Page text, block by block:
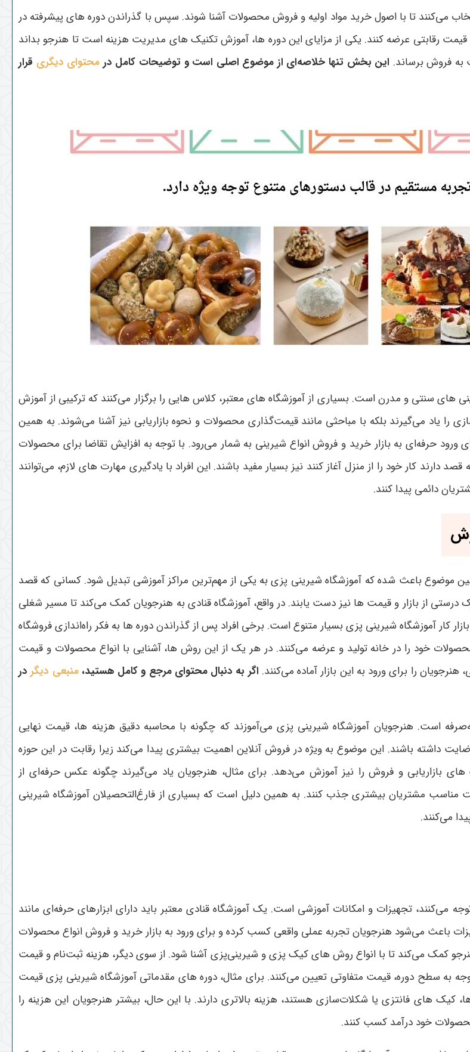
می‌کنند تا با اصول خرید مواد اولیه و فروش محصولات آشنا شوند. سپس با گذراندن دوره های پیشرفته در
قیمت رقابتی عرضه کنند. یکی از مزایای این دوره ها، آموزش تکنیک های مدیریت هزینه است تا هنرجو بداند
به فروش برساند. این بخش تنها خلاصه‌ای از موضوع اصلی است و توضیحات کامل در محتوای دیگری قرار
های سنتی و مدرن است. بسیاری از آموزشگاه های معتبر، کلاس هایی را برگزار می‌کنند که ترکیبی از آموزش
یاد می‌گیرند بلکه با مباحثی مانند قیمت‌گذاری محصولات و نحوه بازاریابی نیز آشنا می‌شوند. به همین
حرفه‌ای به بازار خرید و فروش انواع شیرینی به شمار می‌رود. با توجه به افزایش تقاضا برای محصولات
کار خود را از منزل آغاز کنند نیز بسیار مفید باشند. این افراد با یادگیری مهارت های لازم، می‌توانند
دائمی پیدا کنند.
موضوع باعث شده که آموزشگاه شیرینی پزی به یکی از مهم‌ترین مراکز آموزشی تبدیل شود. کسانی که قصد
درستی از بازار و قیمت ها نیز دست یابند. در واقع، آموزشگاه قنادی به هنرجویان کمک می‌کند تا مسیر شغلی
بازار کار آموزشگاه شیرینی پزی بسیار متنوع است. برخی افراد پس از گذراندن دوره ها به فکر راه‌اندازی فروشگاه
خود را در خانه تولید و عرضه می‌کنند. در هر یک از این روش ها، آشنایی با انواع محصولات و قیمت
را برای ورود به این بازار آماده می‌کنند. اگر به دنبال محتوای مرجع و کامل هستید،منبعی دیگردر
است. هنرجویان آموزشگاه شیرینی پزی می‌آموزند که چگونه با محاسبه دقیق هزینه ها، قیمت نهایی
داشته باشند. این موضوع به ویژه در فروش آنلاین اهمیت بیشتری پیدا می‌کند زیرا رقابت در این حوزه
بازاریابی و فروش را نیز آموزش می‌دهد. برای مثال، هنرجویان یاد می‌گیرند چگونه عکس حرفه‌ای از
مناسب مشتریان بیشتری جذب کنند. به همین دلیل است که بسیاری از فارغ‌التحصیلان آموزشگاه شیرینی
می‌کنند.
می‌کنند، تجهیزات و امکانات آموزشی است. یک آموزشگاه قنادی معتبر باید دارای ابزارهای حرفه‌ای مانند
باعث می‌شود هنرجویان تجربه عملی واقعی کسب کرده و برای ورود به بازار خرید و فروش انواع محصولات
کمک می‌کند تا با انواع روش های کیک پزی و شیرینی‌پزی آشنا شود. از سوی دیگر، هزینه ثبت‌نام و قیمت
به سطح دوره، قیمت متفاوتی تعیین می‌کنند. برای مثال، دوره های مقدماتی آموزشگاه شیرینی پزی قیمت
های فانتزی یا شکلات‌سازی هستند، هزینه بالاتری دارند. با این حال، بیشتر هنرجویان این هزینه را
خود درآمد کسب کنند.